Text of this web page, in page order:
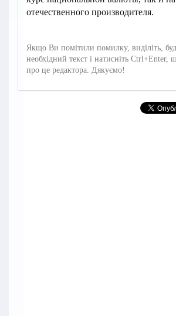
отечественного производителя.
Якщо Ви помітили помилку, виділіть,
необхідний текст і натисніть Ctrl+Enter,
про це редактора. Дякуємо!